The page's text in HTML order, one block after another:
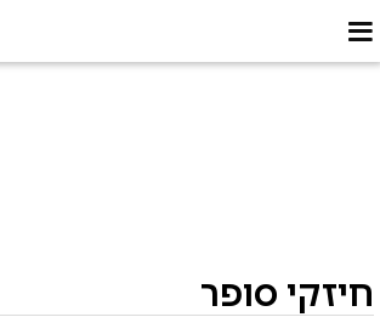
חיזקי סופר